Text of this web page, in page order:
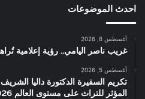
احدث الموضوعات
أغسطس 8, 2026
غريب ناصر اليامي.. رؤية إعلامية
أغسطس 5, 2026
تكريم السفيرة الدكتورة داليا
المؤثر للتراث على مستوى العالم 2026”